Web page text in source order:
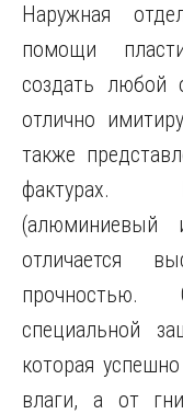
Наружная
помощи
создать любой
отлично
также
фактурах.
(алюминиевый
отличается
прочностью.
специальной
которая
влаги, а от